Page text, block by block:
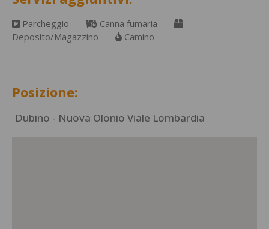
Parcheggio
Canna fumaria
Deposito/Magazzino
Camino
Posizione:
Dubino - Nuova Olonio Viale Lombardia